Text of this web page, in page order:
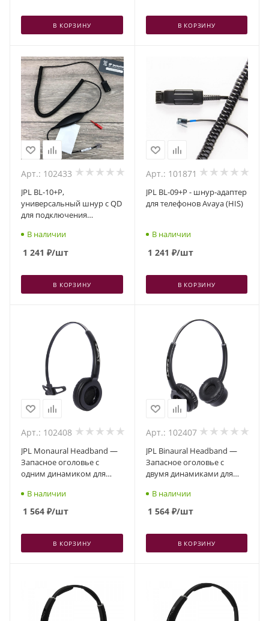
В КОРЗИНУ В КОРЗИНУ
Арт.: 102433
JPL BL-10+P,
универсальный шнур с QD
для подключения
разъемом RJ11
В наличии
1 241 ₽/шт
В КОРЗИНУ
Арт.: 101871
JPL BL-09+P - шнур-адаптер
для телефонов Avaya (HIS)
В наличии
1 241 ₽/шт
В КОРЗИНУ
Арт.: 102408
JPL Monaural Headband —
Запасное оголовье с
одним динамиком для
В наличии
1 564 ₽/шт
В КОРЗИНУ
Арт.: 102407
JPL Binaural Headband —
Запасное оголовье с
двумя динамиками для
В наличии
1 564₽/шт
В КОРЗИНУ